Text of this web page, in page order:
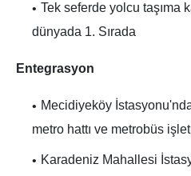
Tek seferde yolcu taşıma
dünyada 1. Sırada
Entegrasyon
Mecidiyeköy
metro hattı ve metrobüs
Karadeniz Mahallesi